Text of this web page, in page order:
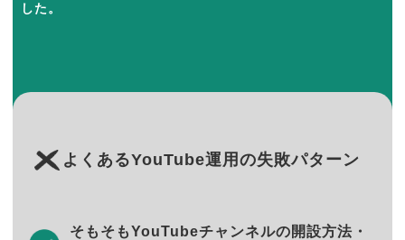
した。
よくあるYouTube運用の失敗パターン
そもそもYouTubeチャンネルの開設方法・